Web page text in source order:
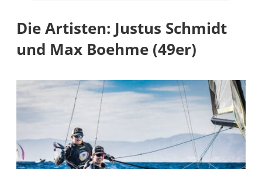
Die Artisten: Justus Schmidt
und Max Boehme (49er)